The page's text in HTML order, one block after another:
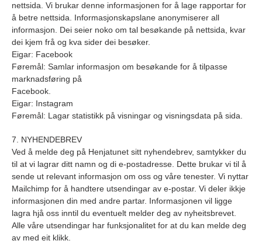
nettsida. Vi brukar denne informasjonen for å lage rapportar for
å betre nettsida. Informasjonskapslane anonymiserer all
informasjon. Dei seier noko om tal besøkande på nettsida, kvar
dei kjem frå og kva sider dei besøker.
Eigar: Facebook
Føremål: Samlar informasjon om besøkande for å tilpasse
marknadsføring på
Facebook.
Eigar: Instagram
Føremål: Lagar statistikk på visningar og visningsdata på sida.
7. NYHENDEBREV
Ved å melde deg på Henjatunet sitt nyhendebrev, samtykker du
til at vi lagrar ditt namn og di e-postadresse. Dette brukar vi til å
sende ut relevant informasjon om oss og våre tenester. Vi nyttar
Mailchimp for å handtere utsendingar av e-postar. Vi deler ikkje
informasjonen din med andre partar. Informasjonen vil ligge
lagra hjå oss inntil du eventuelt melder deg av nyheitsbrevet.
Alle våre utsendingar har funksjonalitet for at du kan melde deg
av med eit klikk.